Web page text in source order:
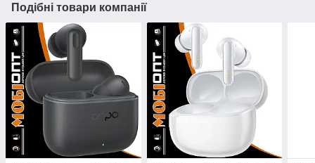
Подібні товари компанії